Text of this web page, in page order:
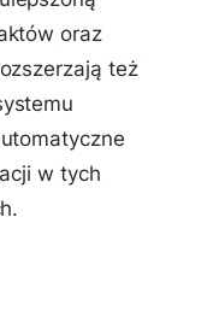
oraz
też
w tych